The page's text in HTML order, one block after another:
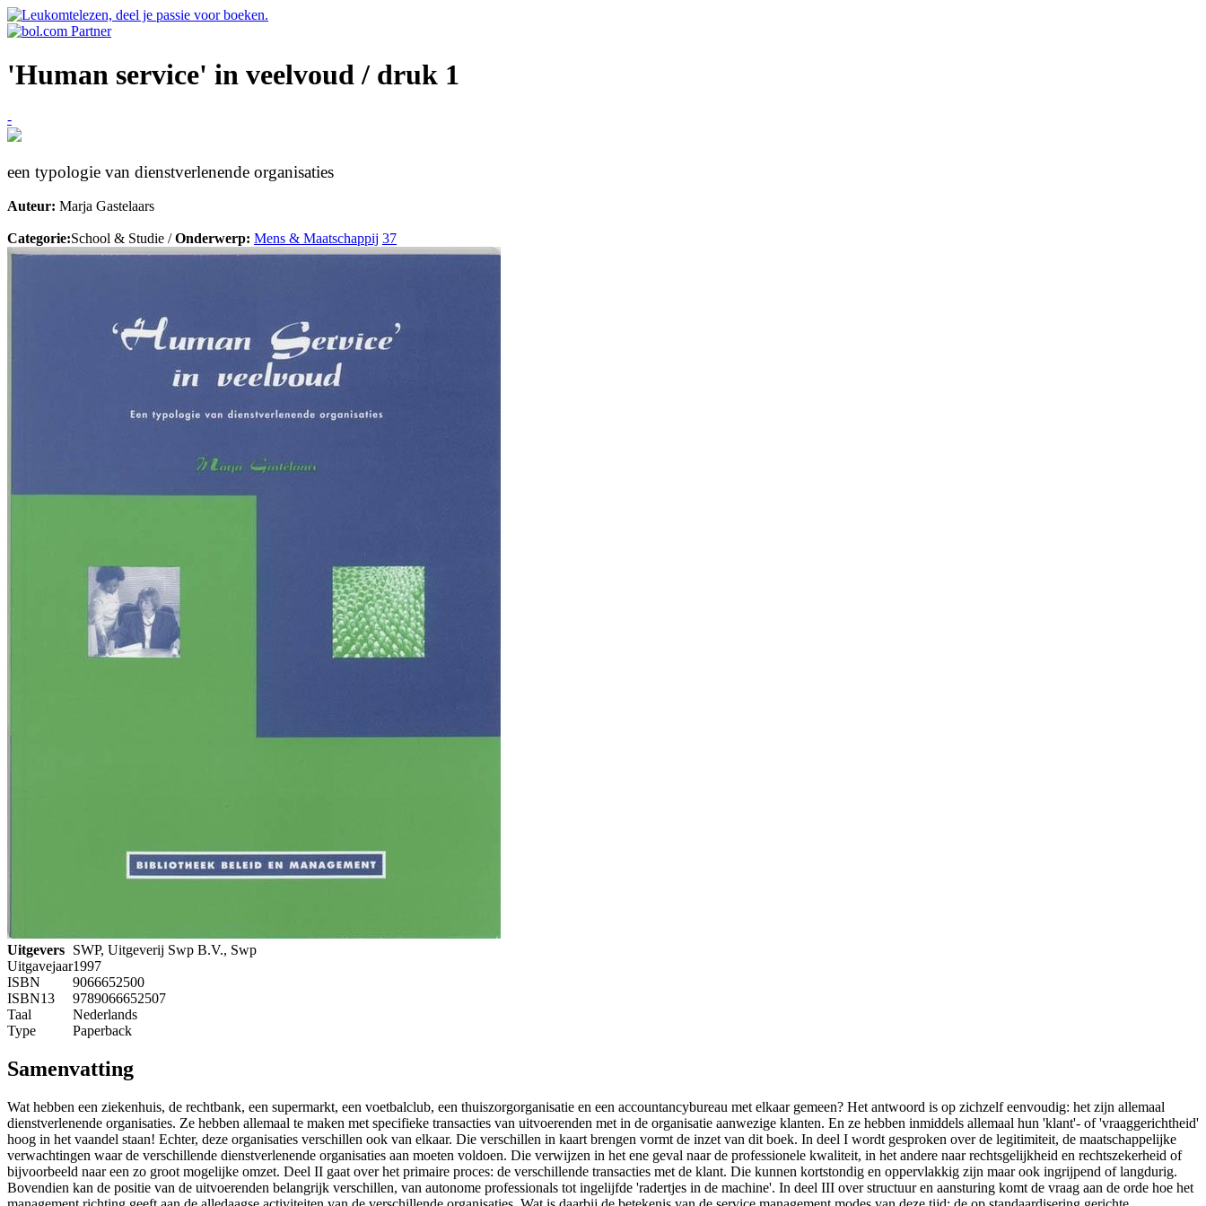
'Human service' in veelvoud / druk 1
-
een typologie van dienstverlenende organisaties
Auteur: Marja Gastelaars
Categorie:School & Studie /Onderwerp: Mens & Maatschappij 37
Uitgevers SWP, Uitgeverij Swp B.V., Swp
Uitgavejaar1997
ISBN
9066652500
ISBN13
9789066652507
Taal
Nederlands
Type
Paperback
Samenvatting
Wat hebben een ziekenhuis, de rechtbank, een supermarkt, een voetbalclub, een thuiszorgorganisatie en een accountancybureau met elkaar gemeen? Het antwoord is op zichzelf eenvoudig: het zijn allemaal
dienstverlenende organisaties. Ze hebben allemaal te maken met specifieke transacties van uitvoerenden met in de organisatie aanwezige klanten. En ze hebben inmiddels allemaal hun 'klant'- of 'vraaggerichtheid'
hoog in het vaandel staan! Echter, deze organisaties verschillen ook van elkaar. Die verschillen in kaart brengen vormt de inzet van dit boek. In deel I wordt gesproken over de legitimiteit, de maatschappelijke
verwachtingen waar de verschillende dienstverlenende organisaties aan moeten voldoen. Die verwijzen in het ene geval naar de professionele kwaliteit, in het andere naar rechtsgelijkheid en rechtszekerheid of
bijvoorbeeld naar een zo groot mogelijke omzet. Deel II gaat over het primaire proces: de verschillende transacties met de klant. Die kunnen kortstondig en oppervlakkig zijn maar ook ingrijpend of langdurig.
Bovendien kan de positie van de uitvoerenden belangrijk verschillen, van autonome professionals tot ingelijfde 'radertjes in de machine'. In deel III over structuur en aansturing komt de vraag aan de orde hoe het